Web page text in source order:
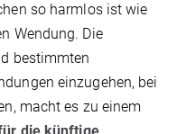
so harmlos ist wie
Wendung. Die
bestimmten
einzugehen, bei
macht es zu einem